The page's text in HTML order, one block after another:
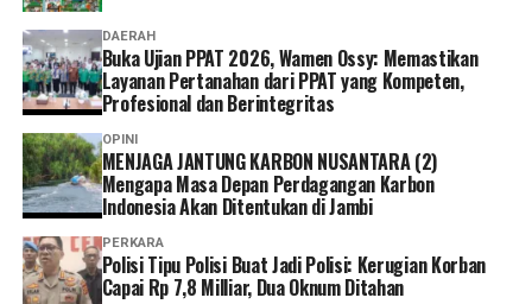
“Menurut saya, layanan non tatap muka ini sangat
memudahkan karena semua urusan administrasi bisa
diakses cukup melalui handphone. Saya berharap ke
depannya layanannya terus dikembangkan agar semakin
mudah digunakan dan kendala teknis bisa semakin
diminimalkan. Dengan begitu, peserta bisa mengurus
administrasi dengan lebih cepat tanpa harus datang dan
mengantre di kantor,” tuturnya. (*)
DAERAH
Buka Ujian PPAT 2026, Wamen Ossy: Memastikan
Layanan Pertanahan dari PPAT yang Kompeten,
Profesional dan Berintegritas
OPINI
MENJAGA JANTUNG KARBON NUSANTARA (2)
Mengapa Masa Depan Perdagangan Karbon
Indonesia Akan Ditentukan di Jambi
PERKARA
Polisi Tipu Polisi Buat Jadi Polisi: Kerugian Korban
Capai Rp 7,8 Milliar, Dua Oknum Ditahan